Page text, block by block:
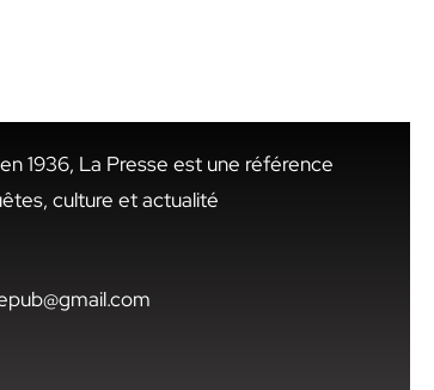
1936, La Presse est une référence
culture et actualité